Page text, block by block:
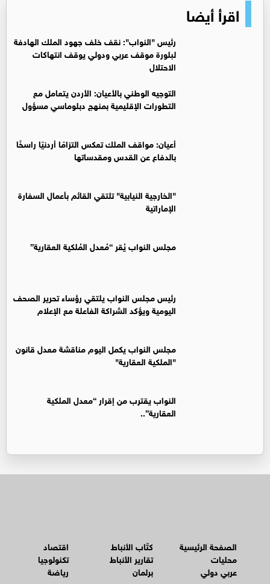
اقرأ أيضا
رئيس "النواب": نقف خلف جهود الملك الهادفة
لبلورة موقف عربي ودولي يوقف انتهاكات
الاحتلال
التوجيه الوطني بالأعيان: الأردن يتعامل مع
التطورات الإقليمية بمنهج دبلوماسي مسؤول
أعيان: مواقف الملك تعكس التزامًا أردنيًا راسخًا
بالدفاع عن القدس ومقدساتها
"الخارجية النيابية" تلتقي القائم بأعمال السفارة
الإماراتية
مجلس النواب يُقر “مُعدل المُلكية العقارية”
رئيس مجلس النواب يلتقي رؤساء تحرير الصحف
اليومية ويؤكد الشراكة الفاعلة مع الإعلام
مجلس النواب يكمل اليوم مناقشة معدل قانون
"الملكية العقارية"
النواب يقترب من إقرار “معدل الملكية
العقارية”..
الصفحة الرئيسية
محليات
عربي دولي
كتّاب الأنباط
تقارير الأنباط
برلمان
اقتصاد
تكنولوجيا
رياضة